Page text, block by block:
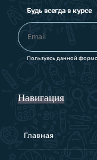
Будь всегда в курсе
Блок
Пользуясь данной
Навигация
Главная